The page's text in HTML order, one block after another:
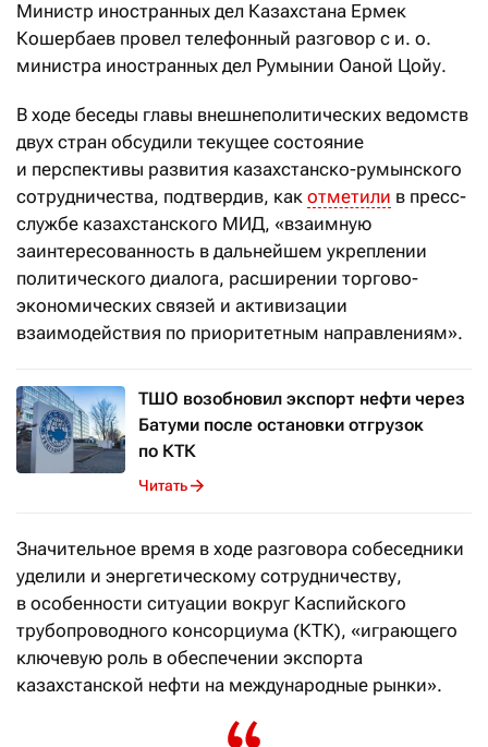
Министр иностранных дел Казахстана Ермек
Кошербаев провел телефонный разговор с и. о.
министра иностранных дел Румынии Оаной Цойу.
В ходе беседы главы внешнеполитических ведомств
двух стран обсудили текущее состояние
и перспективы развития казахстанско-румынского
сотрудничества, подтвердив, как отметили в пресс-
службе казахстанского МИД, «взаимную
заинтересованность в дальнейшем укреплении
политического диалога, расширении торгово-
экономических связей и активизации
взаимодействия по приоритетным направлениям».
ТШО возобновил экспорт нефти через
Батуми после остановки отгрузок
по КТК
Читать
Значительное время в ходе разговора собеседники
уделили и энергетическому сотрудничеству,
в особенности ситуации вокруг Каспийского
трубопроводного консорциума (КТК), «играющего
ключевую роль в обеспечении экспорта
казахстанской нефти на международные рынки».